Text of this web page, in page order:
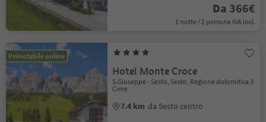
Da 366€
1 notte / 2 persone IVA incl.
Prenotabile online
Hotel Monte Croce
S.Giuseppe - Sesto, Sesto, Regione dolomitica 3
Cime
7.4 km da Sesto centro